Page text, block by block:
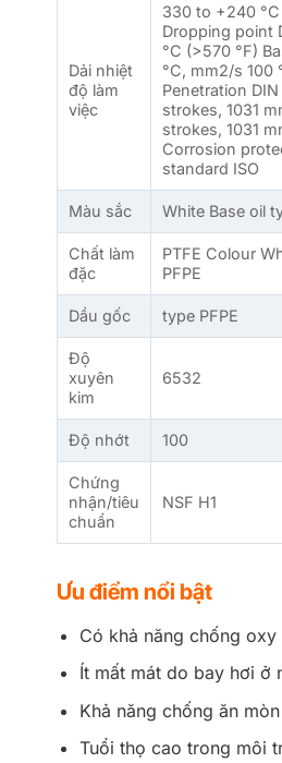
Dải nhiệt
độ làm
việc
330 to +240
Dropping point
°C (>570 °F)
°C, mm2/s 100
Penetration
strokes, 1031
strokes, 1031
Corrosion
standard ISO
Màu sắc White Base oil
Chất làm
đặc
PTFE Colour
PFPE
Dầu gốc type PFPE
Độ
xuyên
kim
6532
Độ nhớt 100
Chứng
nhận/tiêu
chuẩn
NSF H1
Ưu điểm nổi bật
Có khả năng chống oxy
Ít mất mát do bay hơi ở
Khả năng chống ăn
Tuổi thọ cao trong môi